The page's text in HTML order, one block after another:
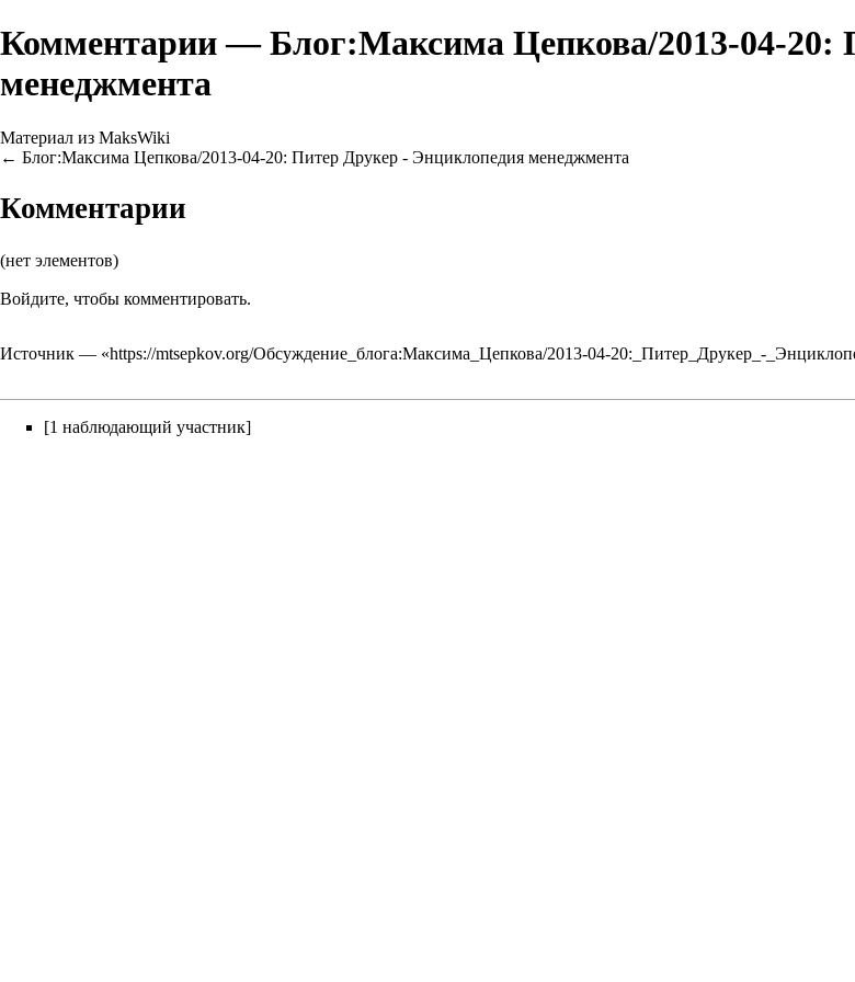
Комментарии — Блог:Максима Цепкова/2013-04-20:
менеджмента
Материал из MaksWiki
← Блог:Максима Цепкова/2013-04-20: Питер Друкер - Энциклопедия менеджмента
Комментарии
(нет элементов)
Войдите, чтобы комментировать.
Источник — «https://mtsepkov.org/Обсуждение_блога:Максима_Цепкова/2013-04-20:_Питер_Друкер_-
[1 наблюдающий участник]